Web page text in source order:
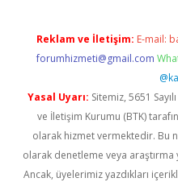
Reklam ve İletişim: E-mail:
forumhizmeti@gmail.com
Yasal Uyarı: Sitemiz, 5651
ve İletişim Kurumu (BTK)
olarak hizmet vermektedir. Bu
olarak denetleme veya
Ancak, üyelerimiz yazdıkları